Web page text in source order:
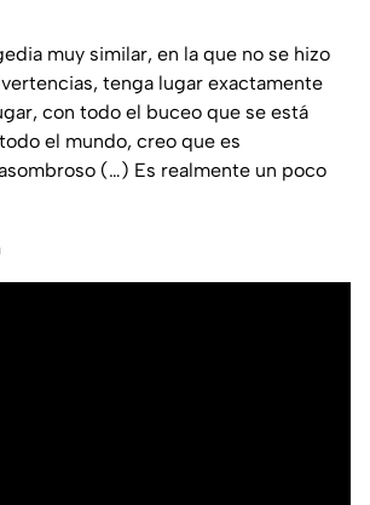
muy similar, en la que no se hizo
tenga lugar exactamente
con todo el buceo que se está
el mundo, creo que es
(…) Es realmente un poco